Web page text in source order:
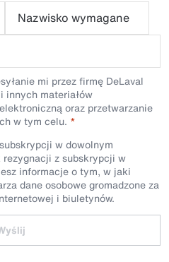
Nazwisko wymagane
mi przez firmę DeLaval
innych materiałów
oraz przetwarzanie
w tym celu.
w dowolnym
z subskrypcji w
informacje o tym, w jaki
dane osobowe gromadzone za
i biuletynów.